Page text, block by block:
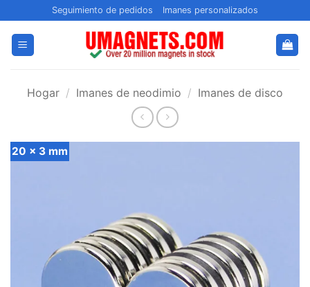
al
contenido
Seguimiento de pedidos Imanes personalizados
Hogar / Imanes de neodimio / Imanes de disco
20 x 3 mm